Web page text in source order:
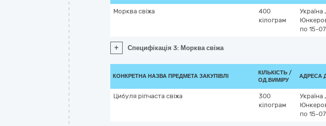
Морква свіжа
400
кілограм
Україна ,
по 15-
+ Специфікація 3: Морква свіжа
КОНКРЕТНА НАЗВА ПРЕДМЕТА ЗАКУПІВЛІ
КІЛЬКІСТЬ /
ОД.ВИМІРУ
АДРЕСА
Цибуля ріпчаста свіжа
300
кілограм
Україна ,
по 15-